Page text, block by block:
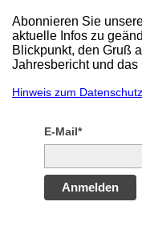
Abonnieren Sie
aktuelle Infos zu
Blickpunkt, den Gruß
Jahresbericht und das
Hinweis zum Datenschutz
E-Mail*
Anmelden